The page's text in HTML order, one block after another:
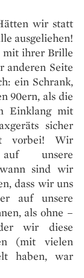
wir statt
ausgeliehen!
mit ihrer Brille
anderen Seite
ein Schrank,
90ern, als die
Einklang mit
sicher
vorbei! Wir
unsere
sind wir
dass wir uns
auf unsere
als ohne –
wir diese
(mit vielen
haben, war